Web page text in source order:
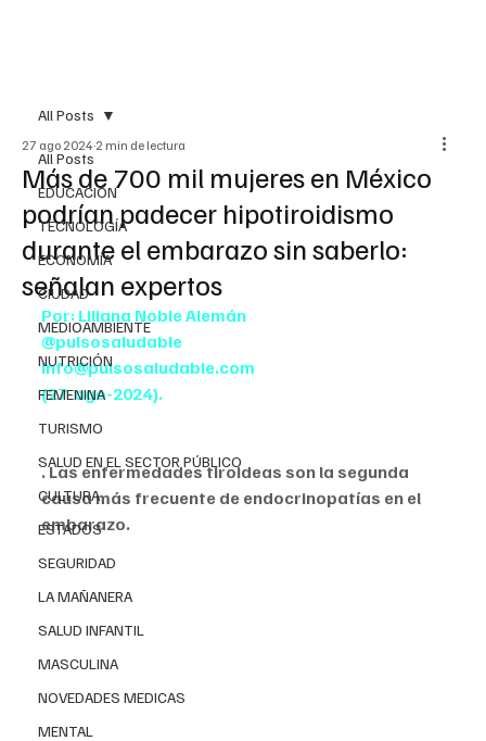
All Posts
EDUCACIÓN
TECNOLOGÍA
ECONOMÍA
CIUDAD
MEDIOAMBIENTE
NUTRICIÓN
FEMENINA
TURISMO
SALUD EN EL SECTOR PÚBLICO
CULTURA
ESTADOS
SEGURIDAD
LA MAÑANERA
SALUD INFANTIL
MASCULINA
NOVEDADES MEDICAS
MENTAL
All Posts
Más de 700 mil mujeres en México
podrían padecer hipotiroidismo
durante el embarazo sin saberlo:
señalan expertos
27 ago 2024 2 min de lectura
Por: Liliana Noble Alemán
@pulsosaludable
info@pulsosaludable.com
(27-ago-2024).
. Las enfermedades tiroideas son la segunda
causa más frecuente de endocrinopatías en el
embarazo.